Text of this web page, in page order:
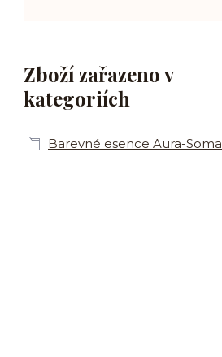
Zboží zařazeno v
kategoriích
Barevné esence Aura-Soma